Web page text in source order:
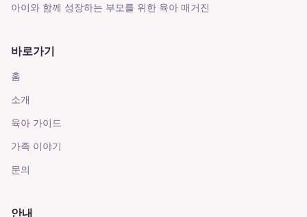
아이와 함께 성장하는 부모를 위한 육아 매거진
바로가기
홈
소개
육아 가이드
가족 이야기
문의
안내